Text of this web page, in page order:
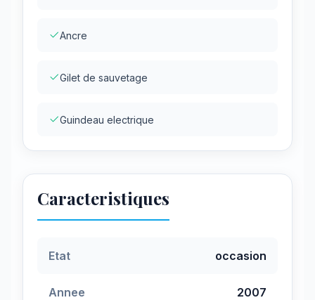
Ancre
Gilet de sauvetage
Guindeau electrique
Caracteristiques
Etat occasion
Annee 2007